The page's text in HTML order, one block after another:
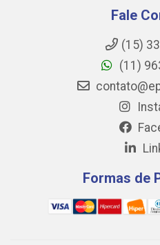
Fale
(15)
(11)
Formas de